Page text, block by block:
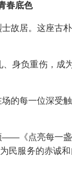
春底色
故居。这座古
身负重伤，成
的每一位深受
《点亮每一
民服务的赤诚